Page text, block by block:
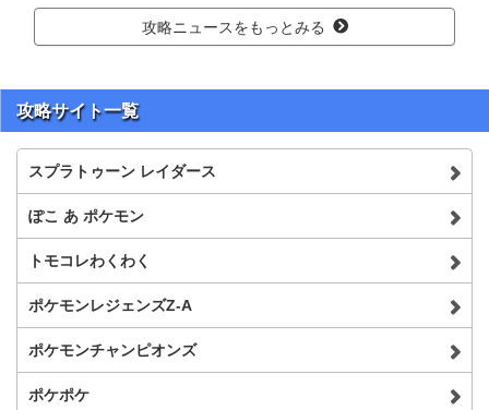
攻略ニュースをもっとみる
攻略サイト一覧
スプラトゥーン レイダース
ぽこ あ ポケモン
トモコレわくわく
ポケモンレジェンズZ-A
ポケモンチャンピオンズ
ポケポケ